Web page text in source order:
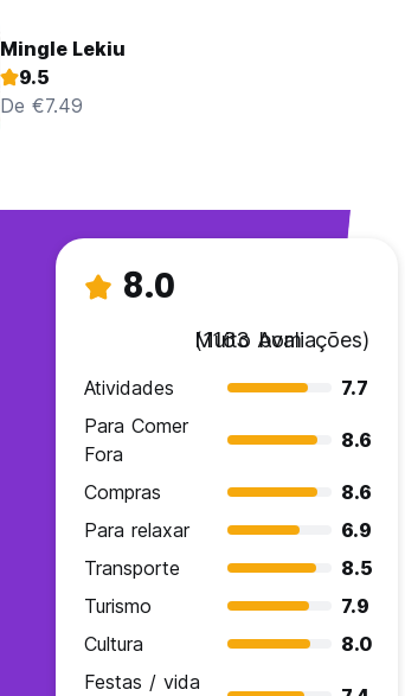
Mingle Lekiu
9.5
De €7.49
8.0
Muito bom
(1163 Avaliações)
Atividades
7.7
Para Comer
Fora
8.6
Compras
8.6
Para relaxar
6.9
Transporte
8.5
Turismo
7.9
Cultura
8.0
Festas / vida